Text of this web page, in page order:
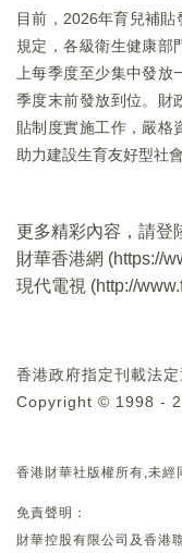
目前，2026年育兒補
規定，各級衛生健康部
上每季度至少集中發
季度末前發放到位。財
貼制度實施工作，嚴格
助力建設生育友好型社會
更多精彩內容，請登
財華香港網 (https://
現代電視 (http://
香港政府指定刊載法
Copyright © 1998 -
香港財華社版權所有,未經
免責聲明：
財華控股有限公司及香港